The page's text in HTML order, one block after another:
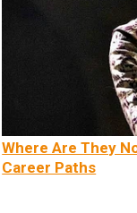
Where Are They
Career Paths